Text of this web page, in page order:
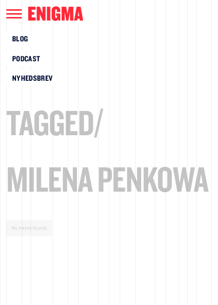
BLOG
PODCAST
NYHEDSBREV
TAGGED/
MILENA PENKOWA
No items found.